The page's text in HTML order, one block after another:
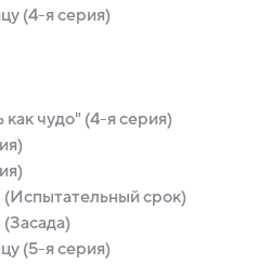
(4-я серия)
чудо" (4-я серия)
срок)
(5-я серия)